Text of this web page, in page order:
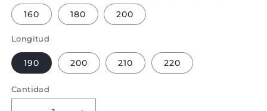
160 180 200
Longitud
190 200 210 220
Cantidad